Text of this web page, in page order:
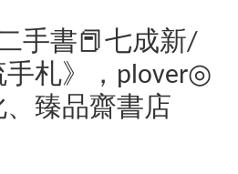
手書📕七成新/
手札》，plover◎
臻品齋書店